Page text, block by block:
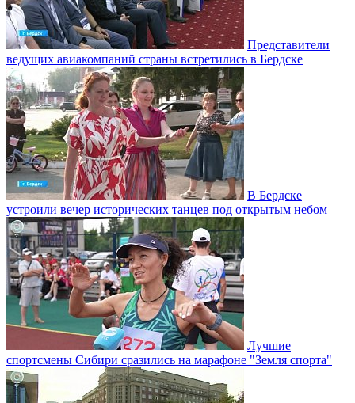
Представители
ведущих авиакомпаний страны встретились в Бердске
В Бердске
устроили вечер исторических танцев под открытым небом
Лучшие
спортсмены Сибири сразились на марафоне "Земля спорта"